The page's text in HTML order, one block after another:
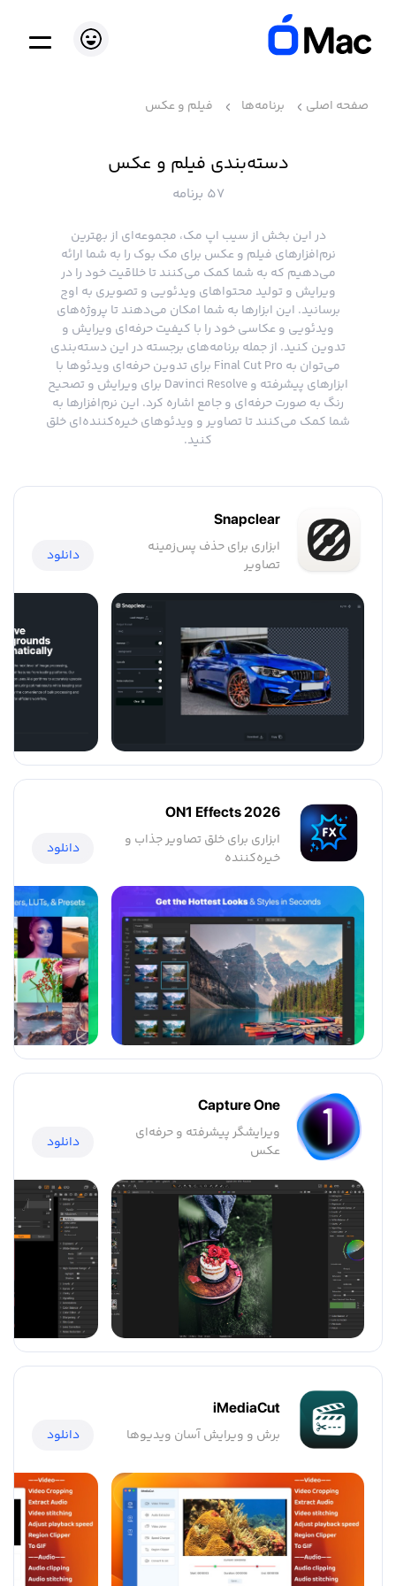
صفحه اصلی برنامه‌ها فیلم و عکس
دسته‌بندی فیلم و عکس
57 برنامه
در این بخش از سیب اپ مک، مجموعه‌ای از بهترین
نرم‌افزارهای فیلم و عکس برای مک بوک را به شما ارائه
می‌دهیم که به شما کمک می‌کنند تا خلاقیت خود را در
ویرایش و تولید محتواهای ویدئویی و تصویری به اوج
برسانید. این ابزارها به شما امکان می‌دهند تا پروژه‌های
ویدئویی و عکاسی خود را با کیفیت حرفه‌ای ویرایش و
تدوین کنید. از جمله برنامه‌های برجسته در این دسته‌بندی
می‌توان به Final Cut Pro برای تدوین حرفه‌ای ویدئوها با
ابزارهای پیشرفته و Davinci Resolve برای ویرایش و تصحیح
رنگ به صورت حرفه‌ای و جامع اشاره کرد. این نرم‌افزارها به
شما کمک می‌کنند تا تصاویر و ویدئوهای خیره‌کننده‌ای خلق
کنید.
Snapclear
ابزاری برای حذف پس‌زمینه
تصاویر
دانلود
ON1 Effects 2026
ابزاری برای خلق تصاویر جذاب و
خیره‌کننده
دانلود
Capture One
ویرایشگر پیشرفته و حرفه‌ای
عکس
دانلود
iMediaCut
برش و ویرایش آسان ویدیوها دانلود